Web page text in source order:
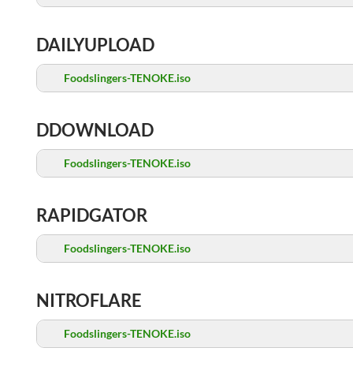
DAILYUPLOAD
Foodslingers-TENOKE.iso
DDOWNLOAD
Foodslingers-TENOKE.iso
RAPIDGATOR
Foodslingers-TENOKE.iso
NITROFLARE
Foodslingers-TENOKE.iso